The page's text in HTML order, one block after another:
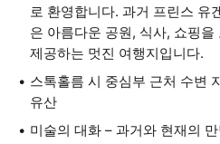
로 환영합니다. 과거 프린스 유
은 아름다운 공원, 식사, 쇼핑
제공하는 멋진 여행지입니다.
스톡홀름 시 중심부 근처 수변
유산
미술의 대화 – 과거와 현재의